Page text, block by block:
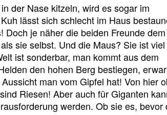
der Nase kitzeln, wird es sogar im
lässt sich schlecht im Haus
je näher die beiden Freunde
sie selbst. Und die Maus? Sie ist viel
ist sonderbar, man kommt aus dem
den hohen Berg bestiegen,
man vom Gipfel hat! Von hier
Riesen! Aber auch für Giganten
werden. Ob sie es, bevor